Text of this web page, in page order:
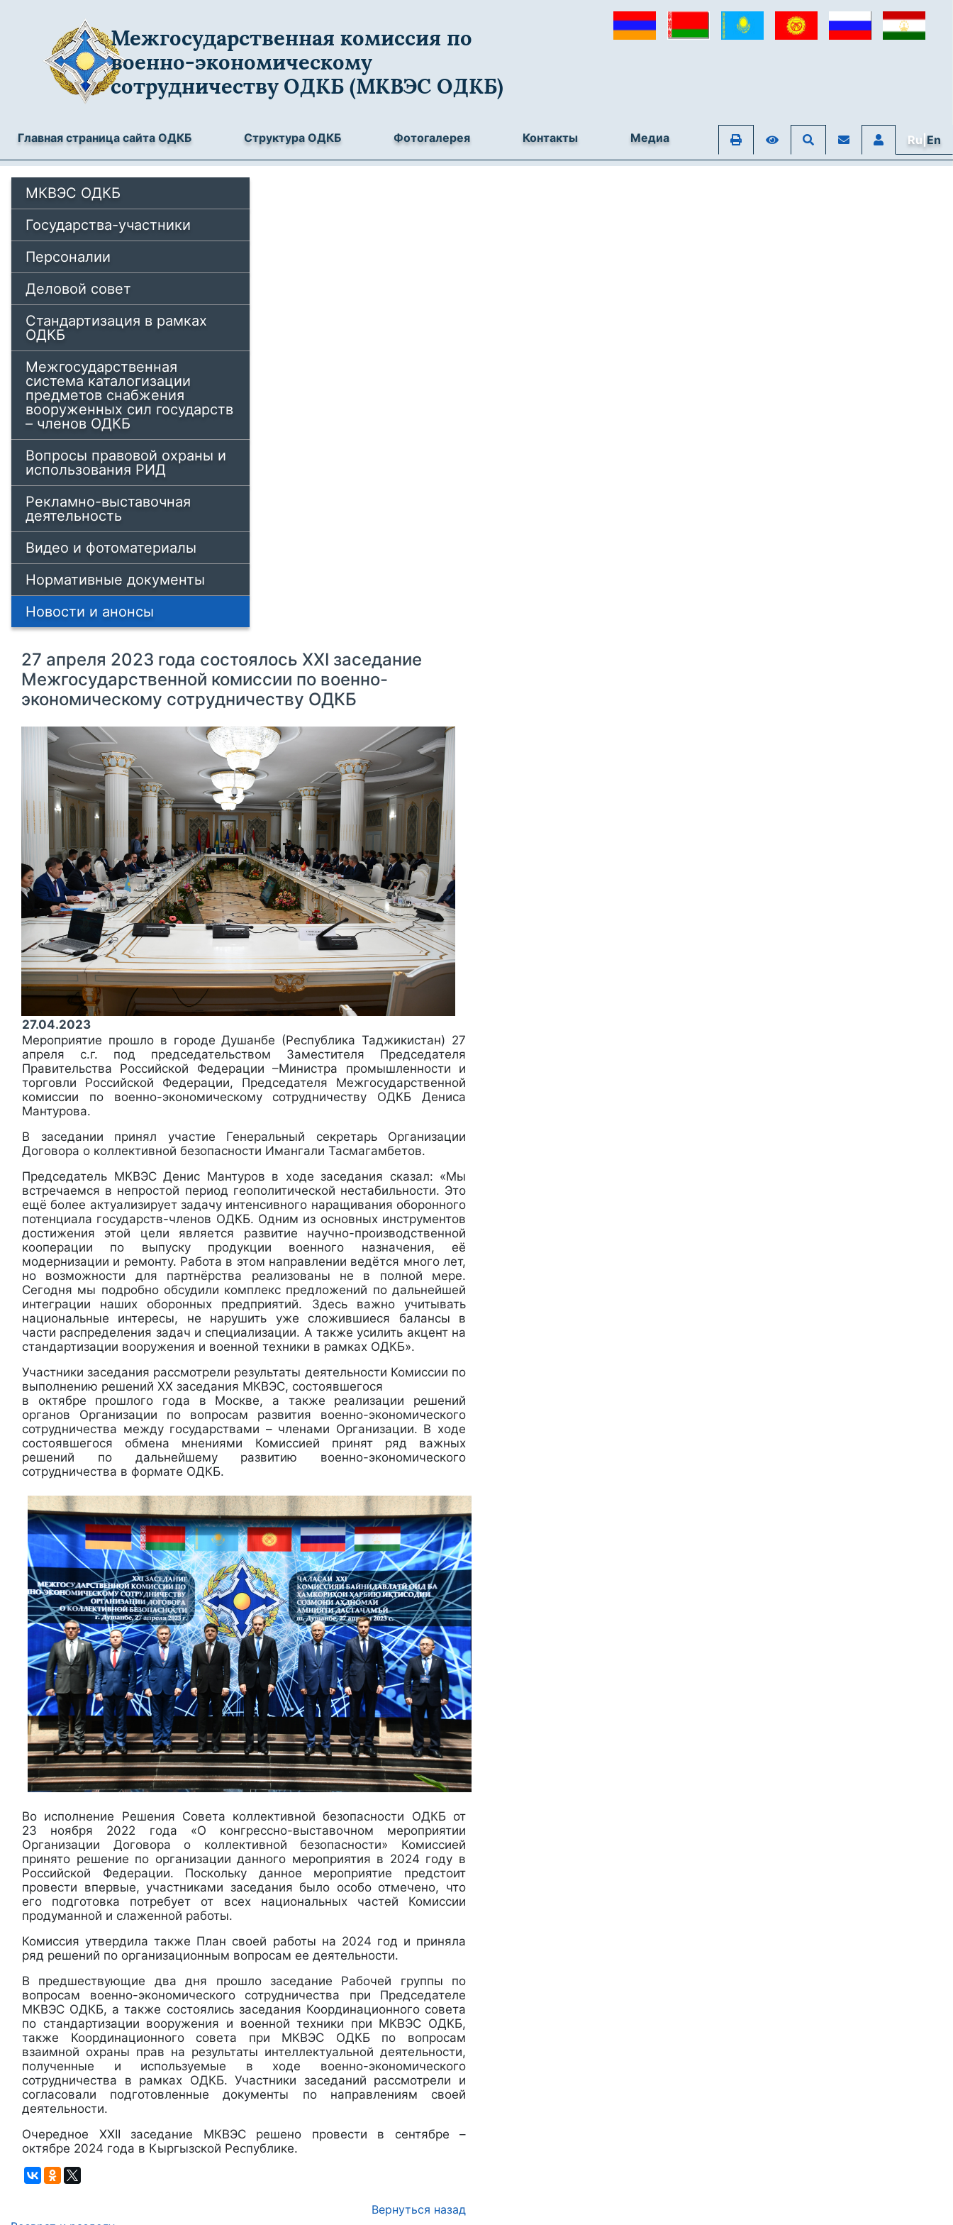
Межгосударственная комиссия по
военно-экономическому
сотрудничеству ОДКБ (МКВЭС ОДКБ)
Главная страница сайта ОДКБ Структура ОДКБ Фотогалерея Контакты Медиа Ru|En
МКВЭС ОДКБ
Государства-участники
Персоналии
Деловой совет
Стандартизация в рамках
ОДКБ
Межгосударственная
система каталогизации
предметов снабжения
вооруженных сил государств
– членов ОДКБ
Вопросы правовой охраны и
использования РИД
Рекламно-выставочная
деятельность
Видео и фотоматериалы
Нормативные документы
Новости и анонсы
27 апреля 2023 года состоялось XXI заседание
Межгосударственной комиссии по военно-
экономическому сотрудничеству ОДКБ
27.04.2023
Мероприятие прошло в городе Душанбе (Республика Таджикистан) 27
апреля с.г. под председательством Заместителя Председателя
Правительства Российской Федерации –Министра промышленности и
торговли Российской Федерации, Председателя Межгосударственной
комиссии по военно-экономическому сотрудничеству ОДКБ Дениса
Мантурова.
В заседании принял участие Генеральный секретарь Организации
Договора о коллективной безопасности Имангали Тасмагамбетов.
Председатель МКВЭС Денис Мантуров в ходе заседания сказал: «Мы
встречаемся в непростой период геополитической нестабильности. Это
ещё более актуализирует задачу интенсивного наращивания оборонного
потенциала государств-членов ОДКБ. Одним из основных инструментов
достижения этой цели является развитие научно-производственной
кооперации по выпуску продукции военного назначения, её
модернизации и ремонту. Работа в этом направлении ведётся много лет,
но возможности для партнёрства реализованы не в полной мере.
Сегодня мы подробно обсудили комплекс предложений по дальнейшей
интеграции наших оборонных предприятий. Здесь важно учитывать
национальные интересы, не нарушить уже сложившиеся балансы в
части распределения задач и специализации. А также усилить акцент на
стандартизации вооружения и военной техники в рамках ОДКБ».
Участники заседания рассмотрели результаты деятельности Комиссии по
выполнению решений ХХ заседания МКВЭС, состоявшегося
в октябре прошлого года в Москве, а также реализации решений
органов Организации по вопросам развития военно-экономического
сотрудничества между государствами – членами Организации. В ходе
состоявшегося обмена мнениями Комиссией принят ряд важных
решений по дальнейшему развитию военно-экономического
сотрудничества в формате ОДКБ.
Во исполнение Решения Совета коллективной безопасности ОДКБ от
23 ноября 2022 года «О конгрессно-выставочном мероприятии
Организации Договора о коллективной безопасности» Комиссией
принято решение по организации данного мероприятия в 2024 году в
Российской Федерации. Поскольку данное мероприятие предстоит
провести впервые, участниками заседания было особо отмечено, что
его подготовка потребует от всех национальных частей Комиссии
продуманной и слаженной работы.
Комиссия утвердила также План своей работы на 2024 год и приняла
ряд решений по организационным вопросам ее деятельности.
В предшествующие два дня прошло заседание Рабочей группы по
вопросам военно-экономического сотрудничества при Председателе
МКВЭС ОДКБ, а также состоялись заседания Координационного совета
по стандартизации вооружения и военной техники при МКВЭС ОДКБ,
также Координационного совета при МКВЭС ОДКБ по вопросам
взаимной охраны прав на результаты интеллектуальной деятельности,
полученные и используемые в ходе военно-экономического
сотрудничества в рамках ОДКБ. Участники заседаний рассмотрели и
согласовали подготовленные документы по направлениям своей
деятельности.
Очередное ХХII заседание МКВЭС решено провести в сентябре –
октябре 2024 года в Кыргызской Республике.
Вернуться назад